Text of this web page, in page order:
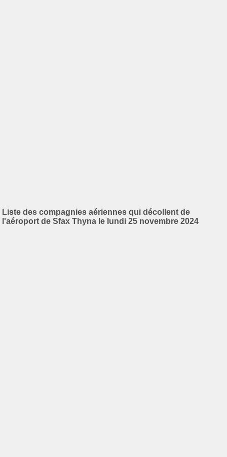
Liste des compagnies aériennes qui décollent de
l'aéroport de Sfax Thyna le lundi 25 novembre 2024